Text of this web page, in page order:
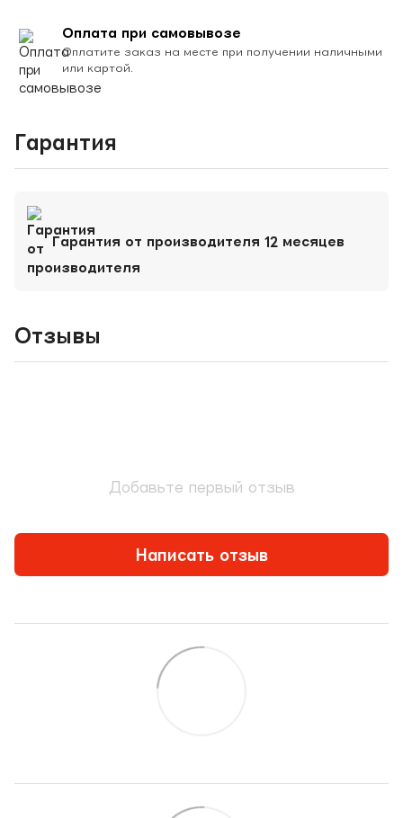
Оплата при самовывозе
Оплатите заказ на месте при получении наличными
или картой.
Гарантия
Гарантия от производителя 12 месяцев
Отзывы
Добавьте первый отзыв
Написать отзыв